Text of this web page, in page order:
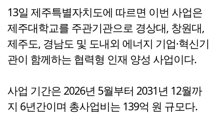
13일 제주특별자치도에 따르면 이번 사업은
제주대학교를 주관기관으로 경상대, 창원대,
제주도, 경남도 및 도내외 에너지 기업·혁신기
관이 함께하는 협력형 인재 양성 사업이다.
사업 기간은 2026년 5월부터 2031년 12월까
지 6년간이며 총사업비는 139억 원 규모다.